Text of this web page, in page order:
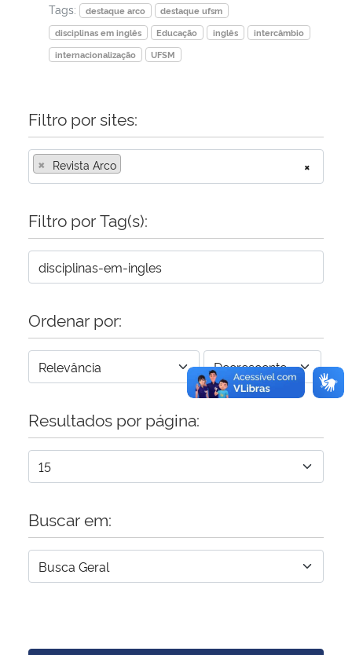
Ministério do Turismo
Ministério do Desenvolvimento Regional
Secretaria-Geral
Secretaria de Governo
Gabinete de Segurança Institucional
Banco Central do Brasil
Tags:
destaque arco
destaque ufsm
disciplinas em inglês
Educação inglês
intercâmbio
internacionalização
UFSM
Filtro por sites:
×
× Revista Arco
Filtro por Tag(s):
Ordenar por:
Resultados por página:
Buscar em: